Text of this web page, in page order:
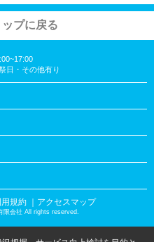
プに戻る
日・その他有り
規約 ｜アクセスマップ
限会社 All rights reserved.